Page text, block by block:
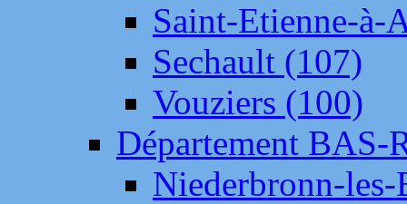
Saint-Etienne-à-
Sechault (107)
Vouziers (100)
Département BAS-
Niederbronn-